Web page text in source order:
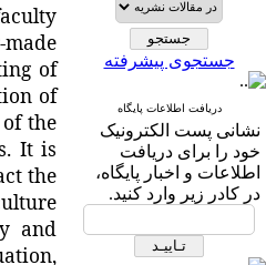
جستجوی پیشرفته
دریافت اطلاعات پایگاه
نشانی پست الکترونیک
خود را برای دریافت
اطلاعات و اخبار پایگاه،
در کادر زیر وارد کنید.
of
of
the
It is
the
and